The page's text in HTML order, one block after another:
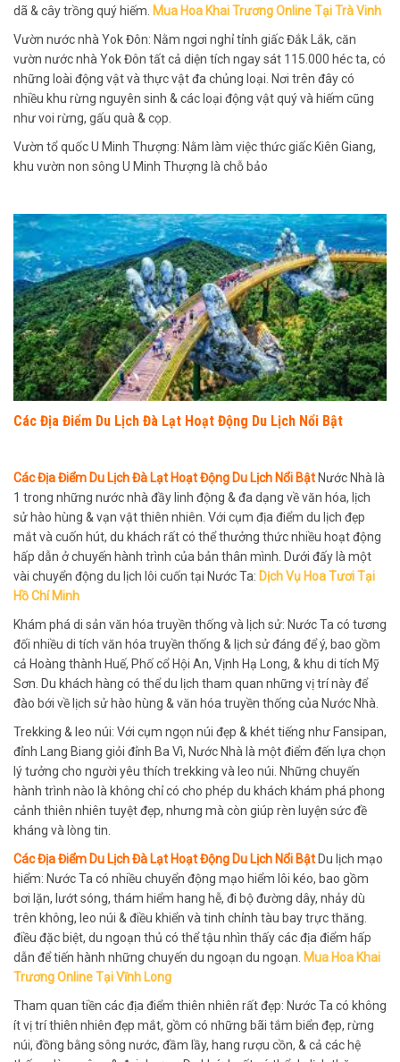
dã & cây trồng quý hiếm. Mua Hoa Khai Trương Online Tại Trà Vinh
Vườn nước nhà Yok Đôn: Nằm ngơi nghỉ tỉnh giấc Đắk Lắk, căn
vườn nước nhà Yok Đôn tất cả diện tích ngay sát 115.000 héc ta, có
những loài động vật và thực vật đa chủng loại. Nơi trên đây có
nhiều khu rừng nguyên sinh & các loại động vật quý và hiếm cũng
như voi rừng, gấu quà & cọp.
Vườn tổ quốc U Minh Thượng: Nằm làm việc thức giấc Kiên Giang,
khu vườn non sông U Minh Thượng là chỗ bảo
Các Địa Điểm Du Lịch Đà Lạt Hoạt Động Du Lịch Nổi Bật
Các Địa Điểm Du Lịch Đà Lạt Hoạt Động Du Lịch Nổi Bật Nước Nhà là
1 trong những nước nhà đầy linh động & đa dạng về văn hóa, lịch
sử hào hùng & vạn vật thiên nhiên. Với cụm địa điểm du lịch đẹp
mắt và cuốn hút, du khách rất có thể thưởng thức nhiều hoạt động
hấp dẫn ở chuyến hành trình của bản thân mình. Dưới đấy là một
vài chuyển động du lịch lôi cuốn tại Nước Ta: Dịch Vụ Hoa Tươi Tại
Hồ Chí Minh
Khám phá di sản văn hóa truyền thống và lịch sử: Nước Ta có tương
đối nhiều di tích văn hóa truyền thống & lịch sử đáng để ý, bao gồm
cả Hoàng thành Huế, Phố cổ Hội An, Vịnh Hạ Long, & khu di tích Mỹ
Sơn. Du khách hàng có thể du lịch tham quan những vị trí này để
đào bới về lịch sử hào hùng & văn hóa truyền thống của Nước Nhà.
Trekking & leo núi: Với cụm ngọn núi đẹp & khét tiếng như Fansipan,
đỉnh Lang Biang giỏi đỉnh Ba Vì, Nước Nhà là một điểm đến lựa chọn
lý tưởng cho người yêu thích trekking và leo núi. Những chuyến
hành trình nào là không chỉ có cho phép du khách khám phá phong
cảnh thiên nhiên tuyệt đẹp, nhưng mà còn giúp rèn luyện sức đề
kháng và lòng tin.
Các Địa Điểm Du Lịch Đà Lạt Hoạt Động Du Lịch Nổi Bật Du lịch mạo
hiểm: Nước Ta có nhiều chuyển động mạo hiểm lôi kéo, bao gồm
bơi lặn, lướt sóng, thám hiểm hang hễ, đi bộ đường dây, nhảy dù
trên không, leo núi & điều khiển và tinh chỉnh tàu bay trực thăng.
điều đặc biệt, du ngoạn thủ có thể tậu nhìn thấy các địa điểm hấp
dẫn để tiến hành những chuyến du ngoạn du ngoạn. Mua Hoa Khai
Trương Online Tại Vĩnh Long
Tham quan tiền các địa điểm thiên nhiên rất đẹp: Nước Ta có không
ít vị trí thiên nhiên đẹp mắt, gồm có những bãi tắm biển đẹp, rừng
núi, đồng bằng sông nước, đầm lầy, hang rượu cồn, & cả các hệ